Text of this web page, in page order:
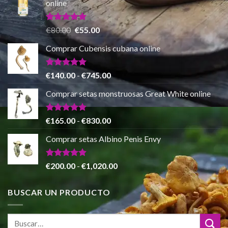
desde
€150.00
hasta
€865.00
online
Valorado
con 5.00
de 5
€80.00 El
precio
original
era:
€80.00.
€55.00El
precio
actual
€55.00.
Comprar Cubensis cubana online
Valorado
con
5.00
de 5
€140.00-€745.00Rango
de
precios:
desde
€140.00
hasta
€745.00
Comprar setas monstruosas Great White online
Valorado
de 5
€165.00 - €830.00Rango
precios:
€165.00
€830.00
Comprar setas Albino Penis Envy
Valorado
€200.00 - €1,020.00Rango
precios:
desde
€200.00
BUSCAR UN PRODUCTO